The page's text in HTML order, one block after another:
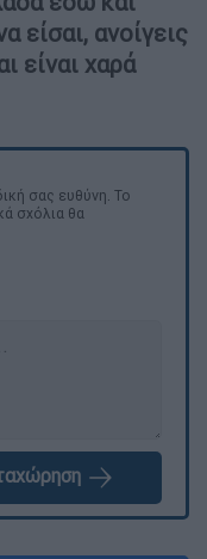
είσαι, ανοίγεις
είναι χαρά
σας ευθύνη. Το
σχόλια θα